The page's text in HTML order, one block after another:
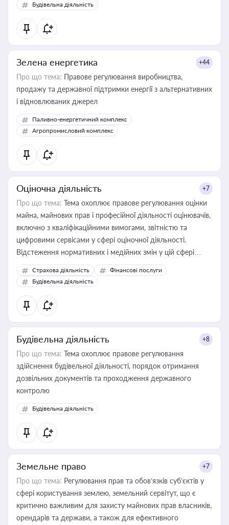
Будівельна діяльність
Зелена енергетика +44
Про що тема: Правове регулювання виробництва,
продажу та державної підтримки енергії з альтернативних
і відновлюваних джерел
Паливно-енергетичний комплекс
Агропромисловий комплекс
Оціночна діяльність +7
Про що тема: Тема охоплює правове регулювання оцінки
майна, майнових прав і професійної діяльності оцінювачів,
включно з кваліфікаційними вимогами, звітністю та
цифровими сервісами у сфері оціночної діяльності.
Відстеження нормативних і медійних змін у цій сфері
корисне для власника бізнесу, керівника, юриста або
бухгалтера під час оподаткування, приватизації, оренди
державного майна, корпоративних угод і перевірки
статусу суб'єктів оціночної діяльності
Страхова діяльність
Фінансові послуги
Будівельна діяльність
Будівельна діяльність +8
Про що тема: Тема охоплює правове регулювання
здійснення будівельної діяльності, порядок отримання
дозвільних документів та проходження державного
контролю
Будівельна діяльність
Земельне право +7
Про що тема: Регулювання прав та обов’язків суб’єктів у
сфері користування землею, земельний сервітут, що є
критично важливим для захисту майнових прав власників,
орендарів та держави, а також для ефективного